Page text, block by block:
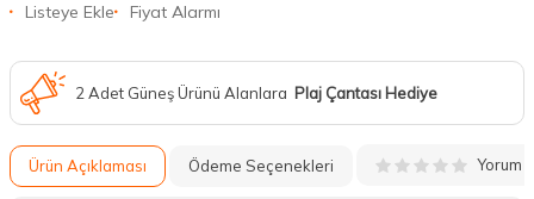
Listeye Ekle Fiyat Alarmı
2 Adet Güneş Ürünü Alanlara Plaj Çantası Hediye
Ürün Açıklaması Ödeme Seçenekleri Yorum